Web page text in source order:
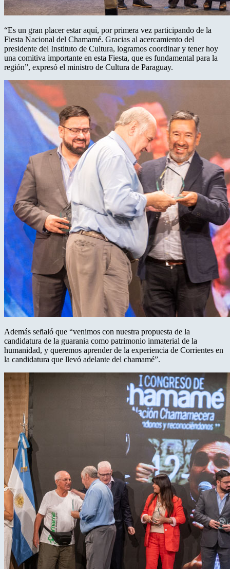
“Es un gran placer estar aquí, por primera vez participando de la
Fiesta Nacional del Chamamé. Gracias al acercamiento del
presidente del Instituto de Cultura, logramos coordinar y tener hoy
una comitiva importante en esta Fiesta, que es fundamental para la
región”, expresó el ministro de Cultura de Paraguay.
Además señaló que “venimos con nuestra propuesta de la
candidatura de la guarania como patrimonio inmaterial de la
humanidad, y queremos aprender de la experiencia de Corrientes en
la candidatura que llevó adelante del chamamé”.